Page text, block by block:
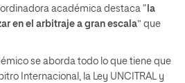
académica destaca “ la
en el arbitraje a gran escala” que
se aborda todo lo que tiene que
Internacional, la Ley UNCITRAL y